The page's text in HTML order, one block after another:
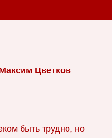
Цветков
быть трудно, но